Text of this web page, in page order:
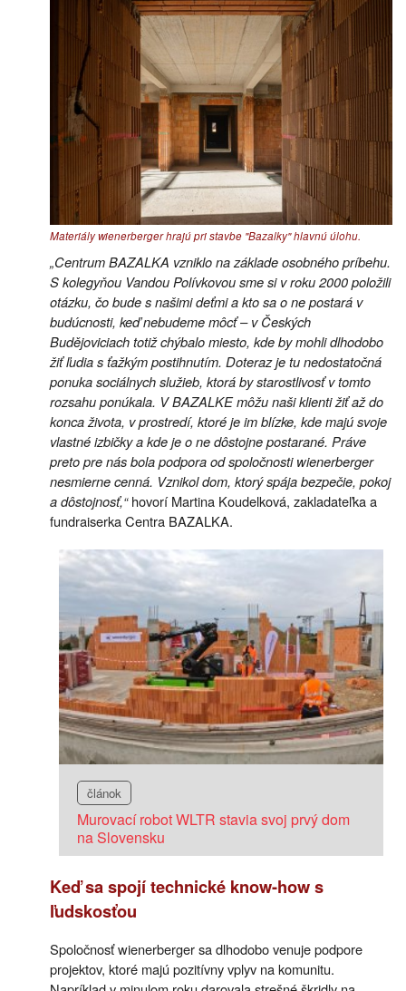
Materiály wienerberger hrajú pri stavbe "Bazalky" hlavnú úlohu.
„Centrum BAZALKA vzniklo na základe osobného príbehu.
S kolegyňou Vandou Polívkovou sme si v roku 2000 položili
otázku, čo bude s našimi deťmi a kto sa o ne postará v
budúcnosti, keď nebudeme môcť – v Českých
Budějoviciach totiž chýbalo miesto, kde by mohli dlhodobo
žiť ľudia s ťažkým postihnutím. Doteraz je tu nedostatočná
ponuka sociálnych služieb, ktorá by starostlivosť v tomto
rozsahu ponúkala. V BAZALKE môžu naši klienti žiť až do
konca života, v prostredí, ktoré je im blízke, kde majú svoje
vlastné izbičky a kde je o ne dôstojne postarané. Práve
preto pre nás bola podpora od spoločnosti wienerberger
nesmierne cenná. Vznikol dom, ktorý spája bezpečie, pokoj
a dôstojnosť,“hovorí Martina Koudelková, zakladateľka a
fundraiserka Centra BAZALKA.
článok
Murovací robot WLTR stavia svoj prvý dom
na Slovensku
Keď sa spojí technické know-how s
ľudskosťou
Spoločnosť wienerberger sa dlhodobo venuje podpore
projektov, ktoré majú pozitívny vplyv na komunitu.